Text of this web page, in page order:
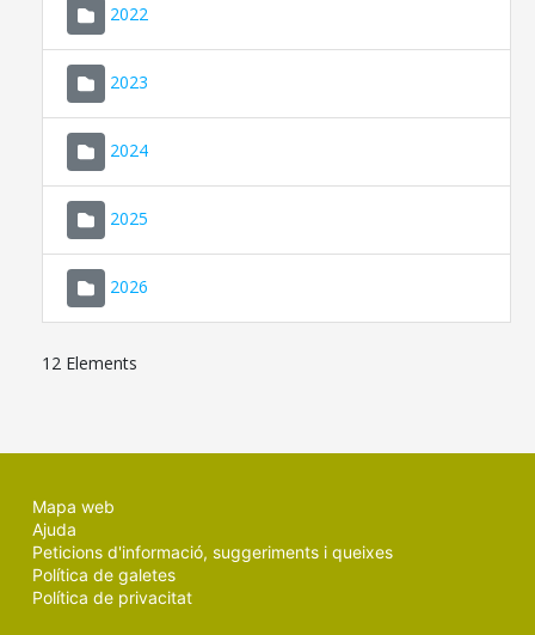
2022
2023
2024
2025
2026
12 Elements
Mapa web
Ajuda
Peticions d'informació, suggeriments i queixes
Política de galetes
Política de privacitat